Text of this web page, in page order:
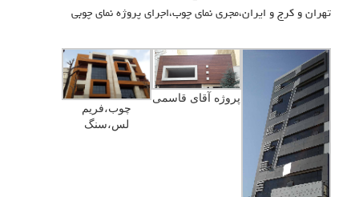
تهران و کرج و ایران،مجری نمای چوب،اجرای پروژه نمای چوبی
پروژه آقای قاسمی
چوب،فریم
لس،سنگ